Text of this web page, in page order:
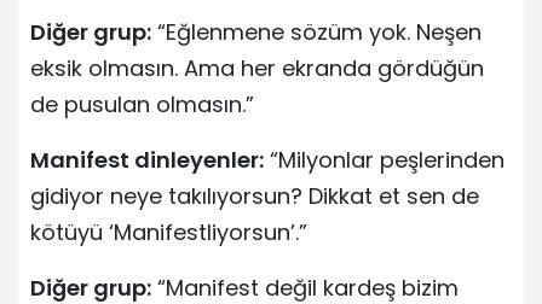
Diğer grup: “Eğlenmene sözüm yok. Neşen
eksik olmasın. Ama her ekranda gördüğün
de pusulan olmasın.”
Manifest dinleyenler: “Milyonlar peşlerinden
gidiyor neye takılıyorsun? Dikkat et sen de
kötüyü ‘Manifestliyorsun’.”
Diğer grup: “Manifest değil kardeş bizim